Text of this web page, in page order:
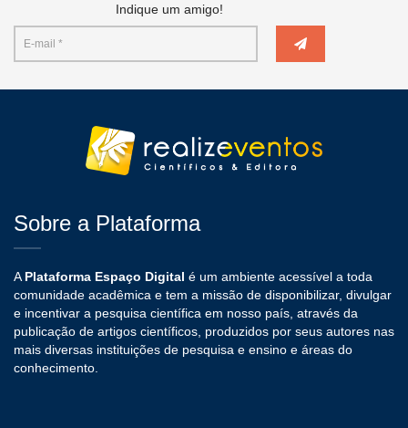
Indique um amigo!
Sobre a Plataforma
A Plataforma Espaço Digital é um ambiente acessível a toda
comunidade acadêmica e tem a missão de disponibilizar, divulgar
e incentivar a pesquisa científica em nosso país, através da
publicação de artigos científicos, produzidos por seus autores nas
mais diversas instituições de pesquisa e ensino e áreas do
conhecimento.